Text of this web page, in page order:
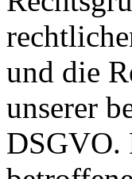
und die
unserer
DSGVO.